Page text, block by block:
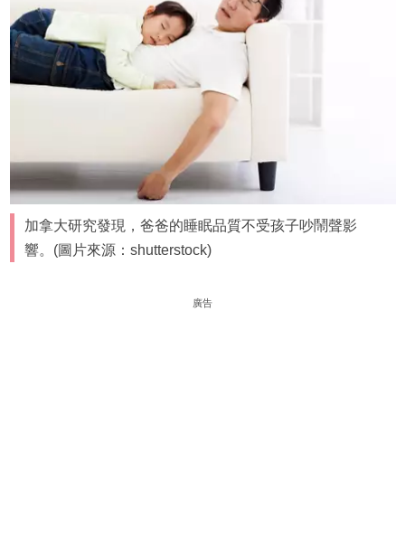
加拿大研究發現，爸爸的睡眠品質不受孩子吵鬧聲影
響。(圖片來源：shutterstock)
廣告